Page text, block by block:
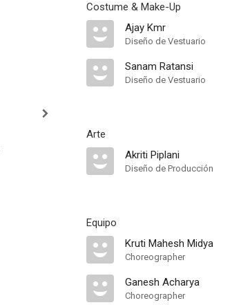
Costume & Make-Up
Ajay Kmr
Diseño de Vestuario
Sanam Ratansi
Diseño de Vestuario
Arte
Akriti Piplani
Diseño de Producción
Equipo
Kruti Mahesh Midya
Choreographer
Ganesh Acharya
Choreographer